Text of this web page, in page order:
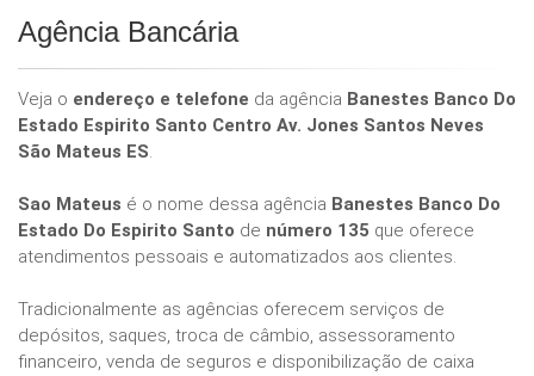
Agência Bancária
Veja o endereço e telefone da agência Banestes Banco Do
Estado Espirito Santo Centro Av. Jones Santos Neves
São Mateus ES.
Sao Mateus é o nome dessa agência Banestes Banco Do
Estado Do Espirito Santo de número 135 que oferece
atendimentos pessoais e automatizados aos clientes.
Tradicionalmente as agências oferecem serviços de
depósitos, saques, troca de câmbio, assessoramento
financeiro, venda de seguros e disponibilização de caixa